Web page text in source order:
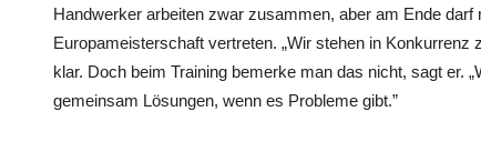
Handwerker arbeiten zwar zusammen, aber am Ende
Europameisterschaft vertreten. „Wir stehen in Konkurrenz
klar. Doch beim Training bemerke man das nicht, sagt er.
gemeinsam Lösungen, wenn es Probleme gibt.”